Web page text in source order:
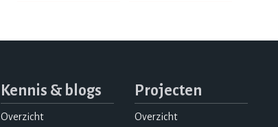
Kennis & blogs
Overzicht
Projecten
Overzicht